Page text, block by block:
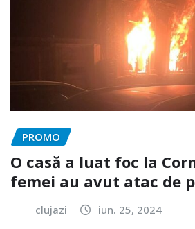
PROMO
O casă a luat foc la
femei au avut atac de
clujazi iun. 25, 2024